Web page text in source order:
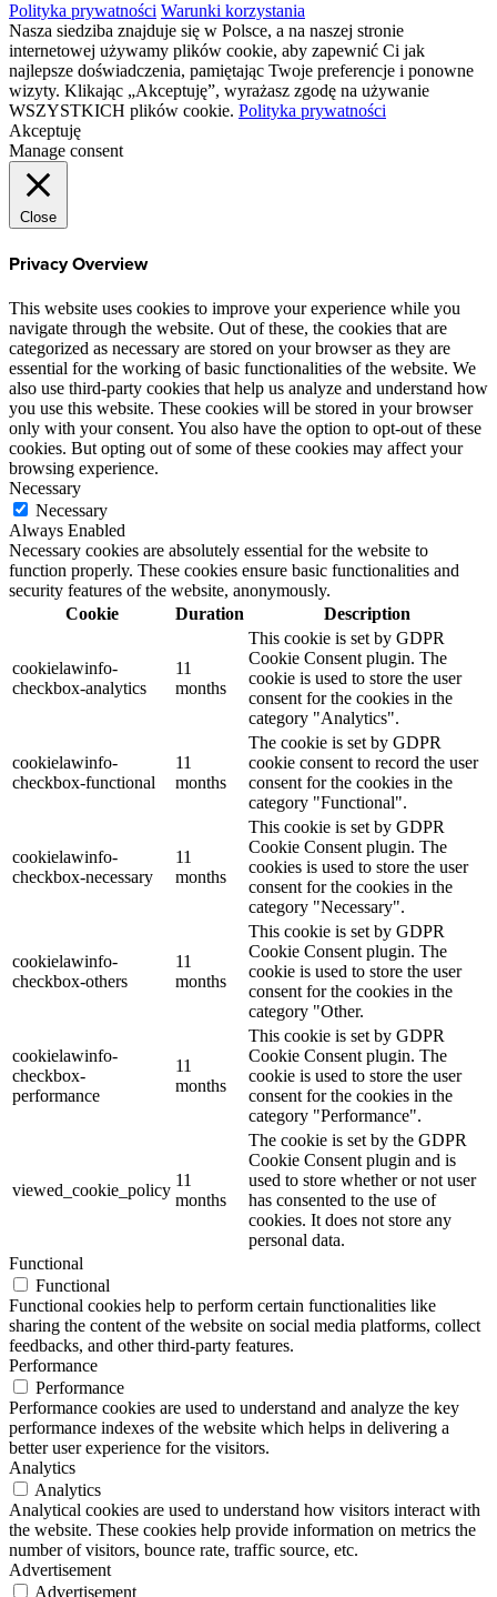
Polityka prywatności Warunki korzystania
Nasza siedziba znajduje się w Polsce, a na naszej stronie
internetowej używamy plików cookie, aby zapewnić Ci jak
najlepsze doświadczenia, pamiętając Twoje preferencje i ponowne
wizyty. Klikając „Akceptuję”, wyrażasz zgodę na używanie
WSZYSTKICH plików cookie. Polityka prywatności
Akceptuję
Manage consent
Close
Privacy Overview
This website uses cookies to improve your experience while you
navigate through the website. Out of these, the cookies that are
categorized as necessary are stored on your browser as they are
essential for the working of basic functionalities of the website. We
also use third-party cookies that help us analyze and understand how
you use this website. These cookies will be stored in your browser
only with your consent. You also have the option to opt-out of these
cookies. But opting out of some of these cookies may affect your
browsing experience.
Necessary
Necessary
Always Enabled
Necessary cookies are absolutely essential for the website to
function properly. These cookies ensure basic functionalities and
security features of the website, anonymously.
Cookie
Duration Description
cookielawinfo-
checkbox-analytics
11
months
This cookie is set by GDPR
Cookie Consent plugin. The
cookie is used to store the user
consent for the cookies in the
category "Analytics".
cookielawinfo-
checkbox-functional
11
months
The cookie is set by GDPR
cookie consent to record the user
consent for the cookies in the
category "Functional".
cookielawinfo-
checkbox-necessary
11
months
This cookie is set by GDPR
Cookie Consent plugin. The
cookies is used to store the user
consent for the cookies in the
category "Necessary".
cookielawinfo-
checkbox-others
11
months
This cookie is set by GDPR
Cookie Consent plugin. The
cookie is used to store the user
consent for the cookies in the
category "Other.
cookielawinfo-
checkbox-
performance
11
months
This cookie is set by GDPR
Cookie Consent plugin. The
cookie is used to store the user
consent for the cookies in the
category "Performance".
viewed_cookie_policy
11
months
The cookie is set by the GDPR
Cookie Consent plugin and is
used to store whether or not user
has consented to the use of
cookies. It does not store any
personal data.
Functional
Functional
Functional cookies help to perform certain functionalities like
sharing the content of the website on social media platforms, collect
feedbacks, and other third-party features.
Performance
Performance
Performance cookies are used to understand and analyze the key
performance indexes of the website which helps in delivering a
better user experience for the visitors.
Analytics
Analytics
Analytical cookies are used to understand how visitors interact with
the website. These cookies help provide information on metrics the
number of visitors, bounce rate, traffic source, etc.
Advertisement
Advertisement